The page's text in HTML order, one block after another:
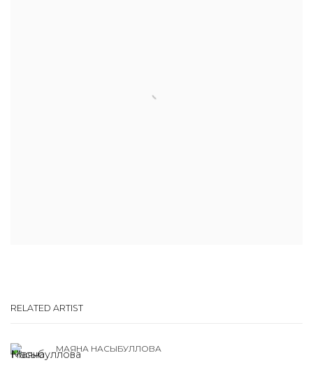
RELATED ARTIST
МАЯНА НАСЫБУЛЛОВА